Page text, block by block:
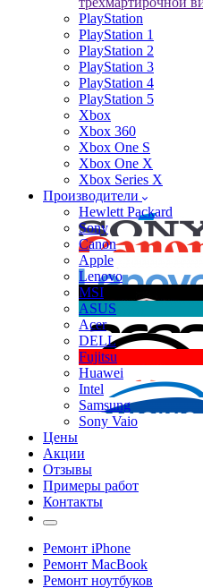
PlayStation
PlayStation 1
PlayStation 2
PlayStation 3
PlayStation 4
PlayStation 5
Xbox
Xbox 360
Xbox One S
Xbox One X
Xbox Series X
Производители
Hewlett Packard
Sony
Canon
Apple
Lenovo
MSI
ASUS
Acer
DELL
Fujitsu
Huawei
Intel
Samsung
Sony Vaio
Цены
Акции
Отзывы
Примеры работ
Контакты
Ремонт iPhone
Ремонт MacBook
Ремонт ноутбуков